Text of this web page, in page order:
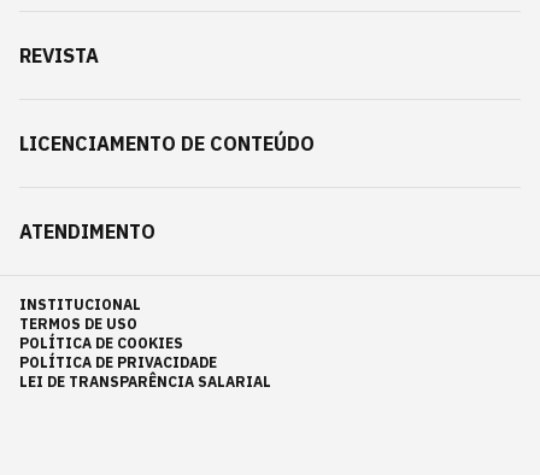
REVISTA
LICENCIAMENTO DE CONTEÚDO
ATENDIMENTO
INSTITUCIONAL
TERMOS DE USO
POLÍTICA DE COOKIES
POLÍTICA DE PRIVACIDADE
LEI DE TRANSPARÊNCIA SALARIAL